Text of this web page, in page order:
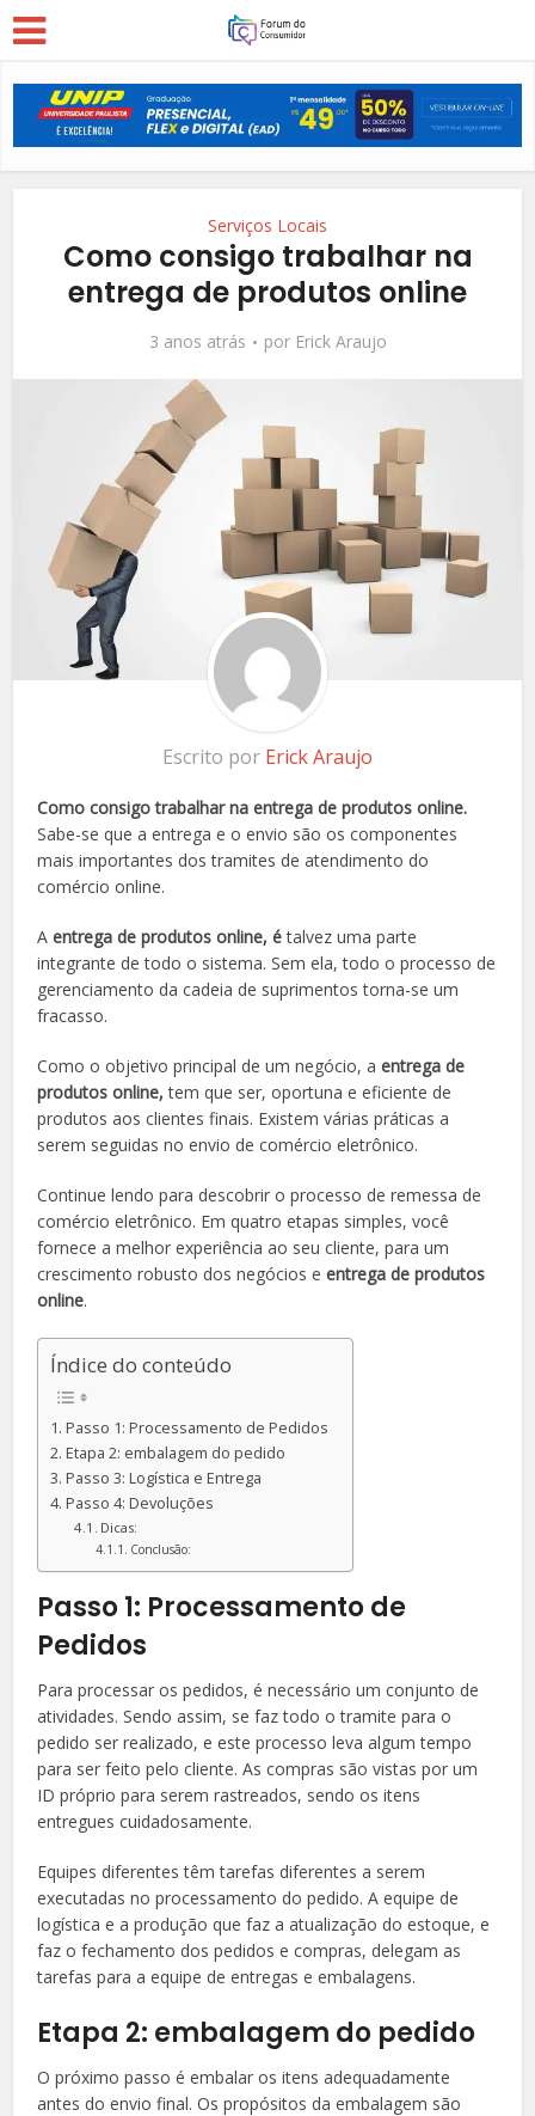
Serviços Locais
Como consigo trabalhar na
entrega de produtos online
3 anos atrás por Erick Araujo
Escrito por Erick Araujo
Como consigo trabalhar na entrega de produtos online.
Sabe-se que a entrega e o envio são os componentes
mais importantes dos tramites de atendimento do
comércio online.
A entrega de produtos online, étalvez uma parte
integrante de todo o sistema. Sem ela, todo o processo de
gerenciamento da cadeia de suprimentos torna-se um
fracasso.
Como o objetivo principal de um negócio, aentrega de
produtos online, tem que ser, oportuna e eficiente de
produtos aos clientes finais. Existem várias práticas a
serem seguidas no envio de comércio eletrônico.
Continue lendo para descobrir o processo de remessa de
comércio eletrônico. Em quatro etapas simples, você
fornece a melhor experiência ao seu cliente, para um
crescimento robusto dos negócios eentrega de produtos
online.
Índice do conteúdo
Passo 1: Processamento de Pedidos
Etapa 2: embalagem do pedido
Passo 3: Logística e Entrega
Passo 4: Devoluções
Dicas:
Conclusão:
Passo 1: Processamento de
Pedidos
Para processar os pedidos, é necessário um conjunto de
atividades. Sendo assim, se faz todo o tramite para o
pedido ser realizado, e este processo leva algum tempo
para ser feito pelo cliente. As compras são vistas por um
ID próprio para serem rastreados, sendo os itens
entregues cuidadosamente.
Equipes diferentes têm tarefas diferentes a serem
executadas no processamento do pedido. A equipe de
logística e a produção que faz a atualização do estoque, e
faz o fechamento dos pedidos e compras, delegam as
tarefas para a equipe de entregas e embalagens.
Etapa 2: embalagem do pedido
O próximo passo é embalar os itens adequadamente
antes do envio final. Os propósitos da embalagem são